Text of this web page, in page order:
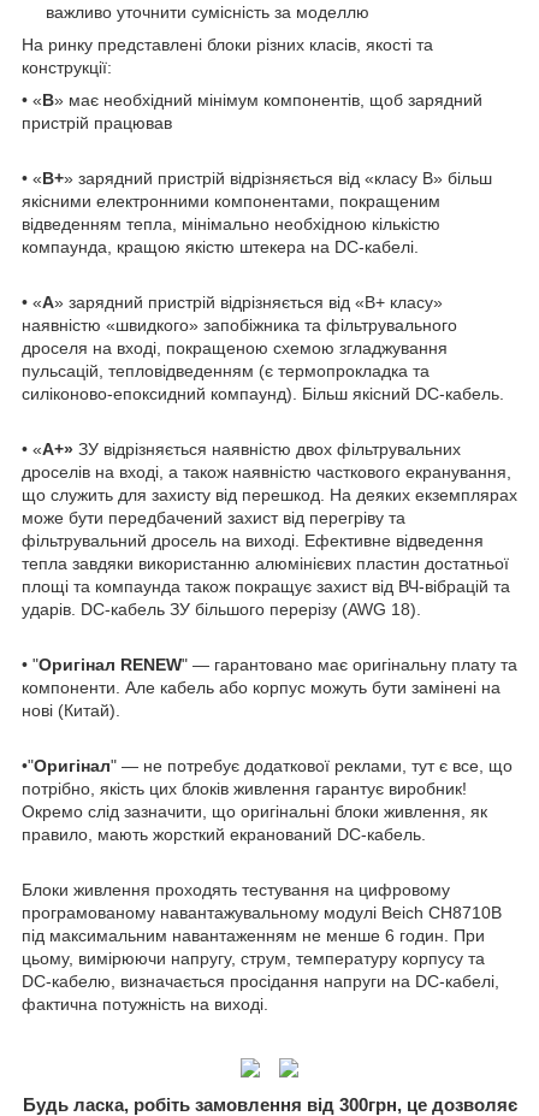
важливо уточнити сумісність за моделлю
На ринку представлені блоки різних класів, якості та
конструкції:
• «B» має необхідний мінімум компонентів, щоб зарядний
пристрій працював
• «B+» зарядний пристрій відрізняється від «класу B» більш
якісними електронними компонентами, покращеним
відведенням тепла, мінімально необхідною кількістю
компаунда, кращою якістю штекера на DC-кабелі.
• «А» зарядний пристрій відрізняється від «В+ класу»
наявністю «швидкого» запобіжника та фільтрувального
дроселя на вході, покращеною схемою згладжування
пульсацій, тепловідведенням (є термопрокладка та
силіконово-епоксидний компаунд). Більш якісний DC-кабель.
• «А+» ЗУ відрізняється наявністю двох фільтрувальних
дроселів на вході, а також наявністю часткового екранування,
що служить для захисту від перешкод. На деяких екземплярах
може бути передбачений захист від перегріву та
фільтрувальний дросель на виході. Ефективне відведення
тепла завдяки використанню алюмінієвих пластин достатньої
площі та компаунда також покращує захист від ВЧ-вібрацій та
ударів. DC-кабель ЗУ більшого перерізу (AWG 18).
• "Оригінал RENEW" — гарантовано має оригінальну плату та
компоненти. Але кабель або корпус можуть бути замінені на
нові (Китай).
•"Оригінал" — не потребує додаткової реклами, тут є все, що
потрібно, якість цих блоків живлення гарантує виробник!
Окремо слід зазначити, що оригінальні блоки живлення, як
правило, мають жорсткий екранований DC-кабель.
Блоки живлення проходять тестування на цифровому
програмованому навантажувальному модулі Beich CH8710B
під максимальним навантаженням не менше 6 годин. При
цьому, вимірюючи напругу, струм, температуру корпусу та
DC-кабелю, визначається просідання напруги на DC-кабелі,
фактична потужність на виході.
Будь ласка, робіть замовлення від 300грн, це дозволяє